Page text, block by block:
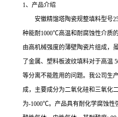
1、产品介绍
安徽精馏塔陶瓷规整填料型号
种能耐1000℃高温和耐腐蚀性介质
由高机械强度的薄壁陶瓷片组成，
了金属、塑料板波纹填料对于高
等分离不能胜用的问题。我公司生
成，主要成分为二氧化硅和三氧化
为-1000℃。产品具有耐化学腐蚀性